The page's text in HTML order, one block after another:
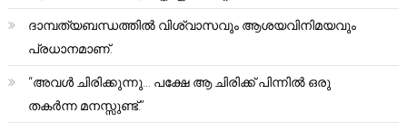
ദാമ്പത്യബന്ധത്തിൽ വിശ്വാസവും ആശയവിനിമയവും
പ്രധാനമാണ്.
“അവൾ ചിരിക്കുന്നു… പക്ഷേ ആ ചിരിക്ക് പിന്നിൽ ഒരു
തകർന്ന മനസ്സുണ്ട്.”